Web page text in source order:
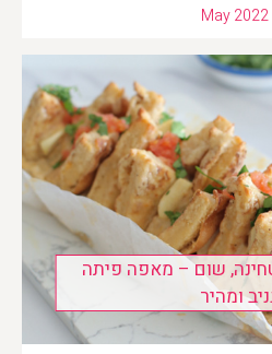
May 2022
שום – מאפה פיתה
ומהיר